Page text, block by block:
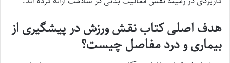
هدف اصلی کتاب نقش ورزش در پیشگیری از
بیماری و درد مفاصل چیست؟